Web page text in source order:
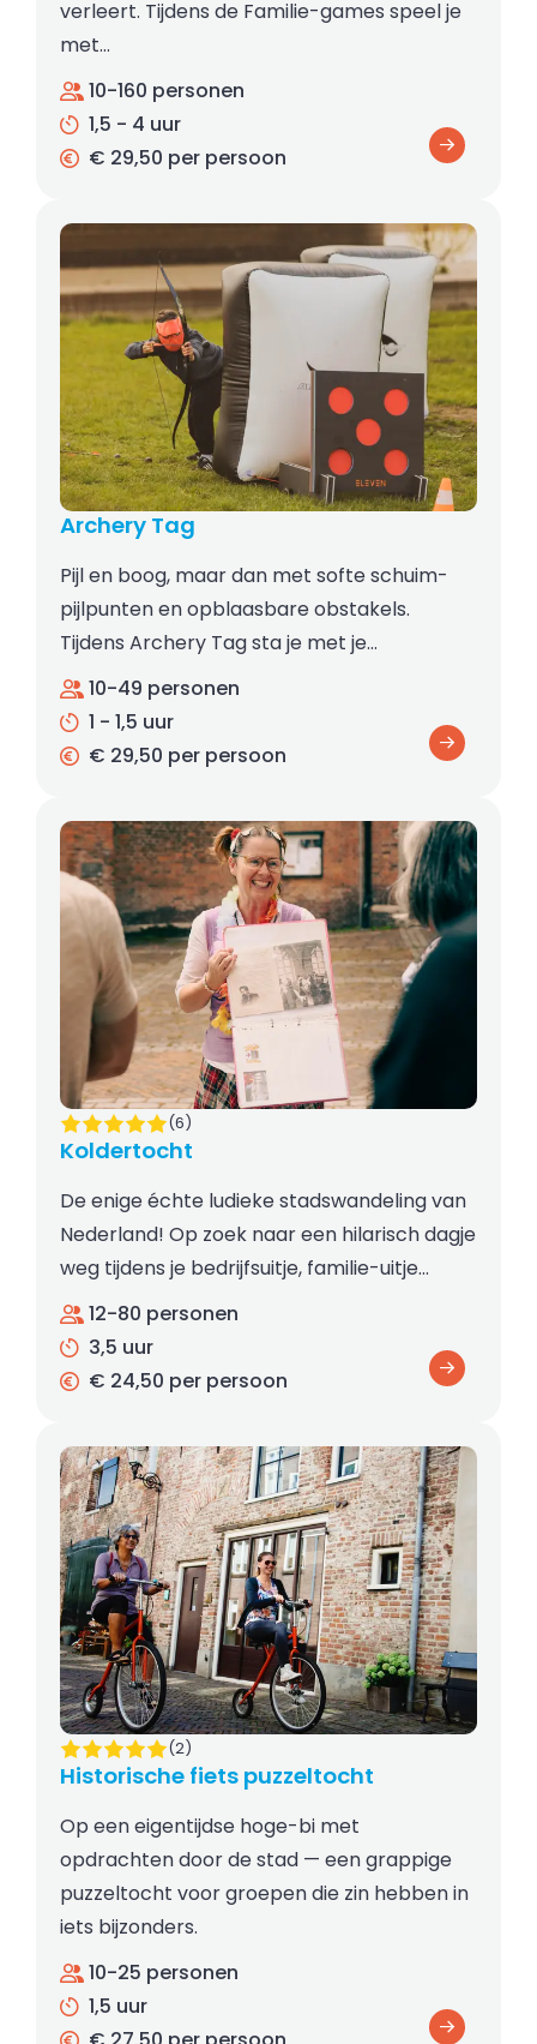
verleert. Tijdens de Familie-games speel je
met…
10-160 personen
1,5 - 4 uur
€ 29,50 per persoon
Archery Tag
Pijl en boog, maar dan met softe schuim-
pijlpunten en opblaasbare obstakels.
Tijdens Archery Tag sta je met je…
10-49 personen
1 - 1,5 uur
€ 29,50 per persoon
Koldertocht
(6)
De enige échte ludieke stadswandeling van
Nederland! Op zoek naar een hilarisch dagje
weg tijdens je bedrijfsuitje, familie-uitje…
12-80 personen
3,5 uur
€ 24,50 per persoon
Historische fiets puzzeltocht
(2)
Op een eigentijdse hoge-bi met
opdrachten door de stad — een grappige
puzzeltocht voor groepen die zin hebben in
iets bijzonders.
10-25 personen
1,5 uur